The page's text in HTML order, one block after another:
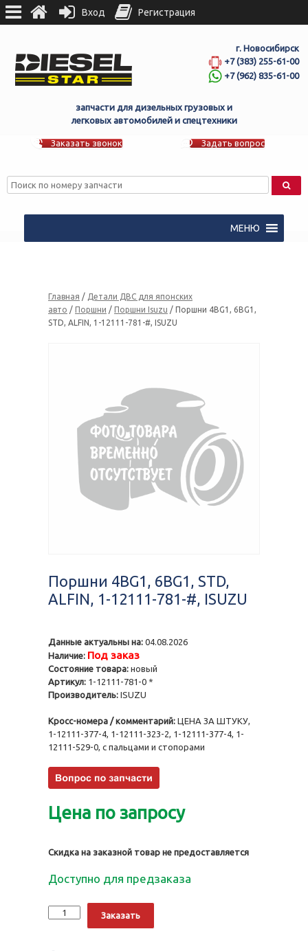
г. Новосибирск
+7 (383) 255-61-00
+7 (962) 835-61-00
запчасти для дизельных грузовых и
легковых автомобилей и спецтехники
Заказать звонок Задать вопрос
МЕНЮ
Главная / Детали ДВС для японских
авто / Поршни / Поршни Isuzu / Поршни 4BG1, 6BG1,
STD, ALFIN, 1-12111-781-#, ISUZU
Поршни 4BG1, 6BG1, STD,
ALFIN, 1-12111-781-#, ISUZU
Данные актуальны на: 04.08.2026
Наличие: Под заказ
Состояние товара: новый
Артикул: 1-12111-781-0 *
Производитель: ISUZU
Кросс-номера / комментарий: ЦЕНА ЗА ШТУКУ,
1-12111-377-4, 1-12111-323-2, 1-12111-377-4, 1-
12111-529-0, с пальцами и стопорами
Цена по запросу
Скидка на заказной товар не предоставляется
Доступно для предзаказа
Количество
Поршни
Заказать
Вход Регистрация